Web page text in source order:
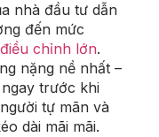
nhà đầu tư dẫn
đến mức
chỉnh lớn.
nặng nề nhất –
trước khi
tự mãn và
dài mãi mãi.